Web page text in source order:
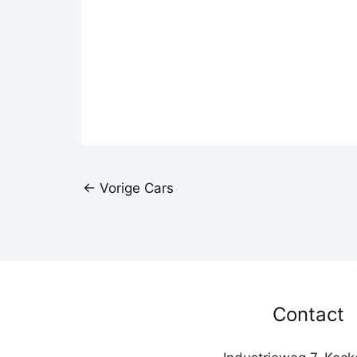
← Vorige Cars
Contact